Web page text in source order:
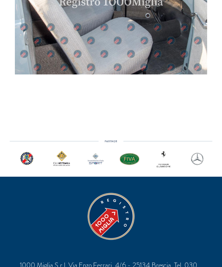
1000 Miglia S.r.l. Via Enzo Ferrari, 4/6 - 25134 Brescia, Tel. 030